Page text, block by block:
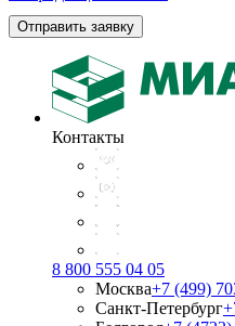
Отправить заявку
Контакты
8 800 555 04 05
Москва+7 (499)
Санкт-Петербург